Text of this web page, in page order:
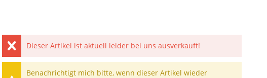
Dieser Artikel ist aktuell leider bei uns ausverkauft!
Benachrichtigt mich bitte, wenn dieser Artikel wieder